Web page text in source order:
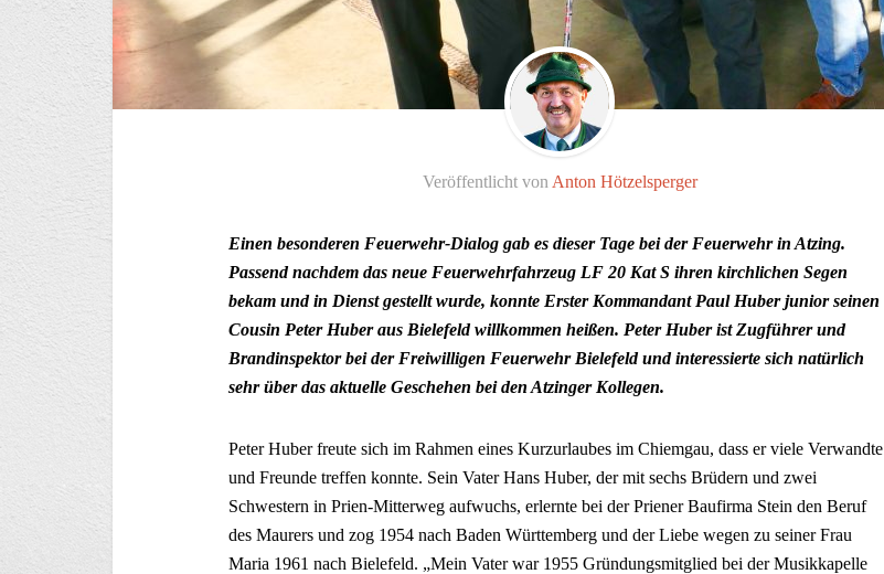
Veröffentlicht von Anton Hötzelsperger
Einen besonderen Feuerwehr-Dialog gab es dieser Tage bei der Feuerwehr in Atzing.
Passend nachdem das neue Feuerwehrfahrzeug LF 20 Kat S ihren kirchlichen Segen
bekam und in Dienst gestellt wurde, konnte Erster Kommandant Paul Huber junior seinen
Cousin Peter Huber aus Bielefeld willkommen heißen. Peter Huber ist Zugführer und
Brandinspektor bei der Freiwilligen Feuerwehr Bielefeld und interessierte sich natürlich
sehr über das aktuelle Geschehen bei den Atzinger Kollegen.
Peter Huber freute sich im Rahmen eines Kurzurlaubes im Chiemgau, dass er viele Verwandte
und Freunde treffen konnte. Sein Vater Hans Huber, der mit sechs Brüdern und zwei
Schwestern in Prien-Mitterweg aufwuchs, erlernte bei der Priener Baufirma Stein den Beruf
des Maurers und zog 1954 nach Baden Württemberg und der Liebe wegen zu seiner Frau
Maria 1961 nach Bielefeld. „Mein Vater war 1955 Gründungsmitglied bei der Musikkapelle